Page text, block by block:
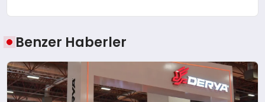
Benzer Haberler